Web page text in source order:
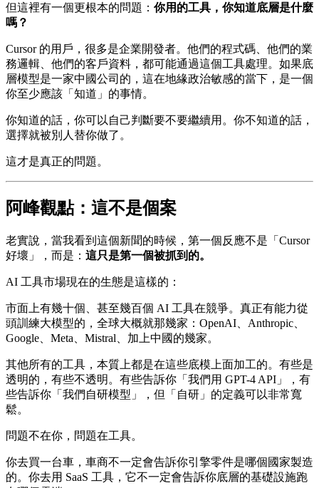
但這裡有一個更根本的問題： 你用的工具，你知道底層是什麼
嗎？
Cursor 的用戶，很多是企業開發者。他們的程式碼、他們的業
務邏輯、他們的客戶資料，都可能通過這個工具處理。如果底
層模型是一家中國公司的，這在地緣政治敏感的當下，是一個
你至少應該「知道」的事情。
你知道的話，你可以自己判斷要不要繼續用。你不知道的話，
選擇就被別人替你做了。
這才是真正的問題。
阿峰觀點：這不是個案
老實說，當我看到這個新聞的時候，第一個反應不是「Cursor
好壞」，而是： 這只是第一個被抓到的。
AI 工具市場現在的生態是這樣的：
市面上有幾十個、甚至幾百個 AI 工具在競爭。真正有能力從
頭訓練大模型的，全球大概就那幾家：OpenAI、Anthropic、
Google、Meta、Mistral、加上中國的幾家。
其他所有的工具，本質上都是在這些底模上面加工的。有些是
透明的，有些不透明。有些告訴你「我們用 GPT-4 API」，有
些告訴你「我們自研模型」，但「自研」的定義可以非常寬
鬆。
問題不在你，問題在工具。
你去買一台車，車商不一定會告訴你引擎零件是哪個國家製造
的。你去用 SaaS 工具，它不一定會告訴你底層的基礎設施跑